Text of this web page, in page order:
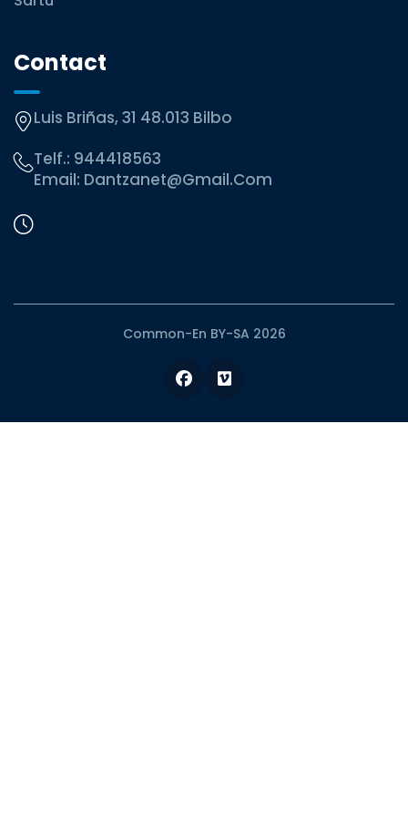
Contact
Luis Briñas, 31 48.013 Bilbo
Telf.: 944418563
Email: Dantzanet@gmail.com
Common-En BY-SA 2026
Facebook
Vimeo